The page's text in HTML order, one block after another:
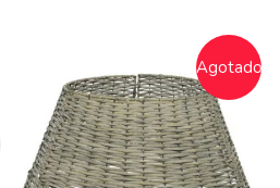
Agotado